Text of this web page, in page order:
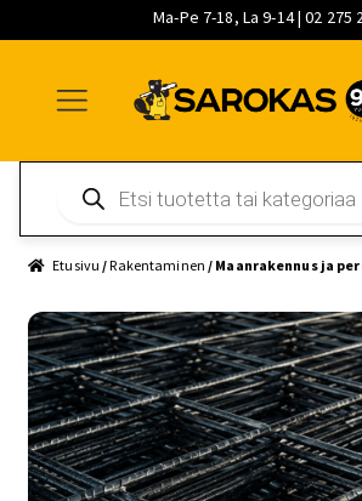
Ma-Pe 7-18, La 9-14 | 02 275
navigointiin
sisältöön
pääsisältöön
search
Etusivu /Rakentaminen / Maanrakennus ja